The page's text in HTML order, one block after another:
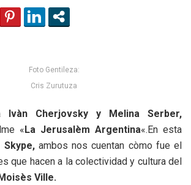
Foto Gentileza:
Cris Zurutuza
Ivàn Cherjovsky y Melina Serber,
«La Jerusalèm Argentina«.En esta
Skype,ambos nos cuentan còmo fue el
que hacen a la colectividad y cultura del
Ville.